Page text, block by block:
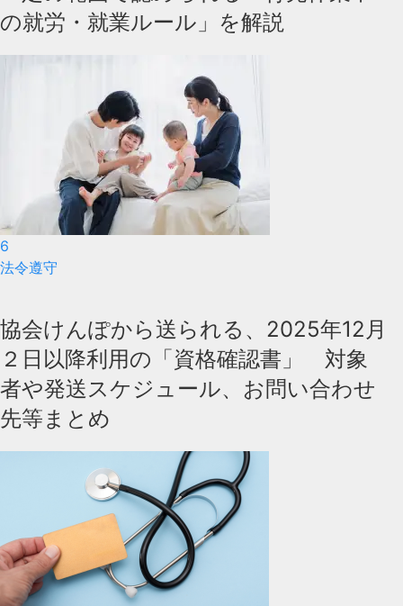
の就労・就業ルール」を解説
6
法令遵守
協会けんぽから送られる、2025年12月
２日以降利用の「資格確認書」 対象
者や発送スケジュール、お問い合わせ
先等まとめ